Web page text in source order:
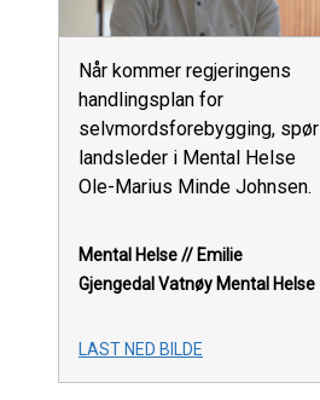
Når kommer regjeringens
handlingsplan for
selvmordsforebygging, spør
landsleder i Mental Helse
Ole-Marius Minde Johnsen.
Mental Helse // Emilie
Gjengedal Vatnøy Mental Helse
LAST NED BILDE